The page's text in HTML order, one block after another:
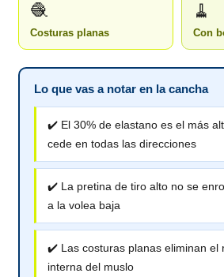
🧶
Costuras planas
🧹
Con
Lo que vas a notar en la cancha
✔️ El 30% de elastano es el más
cede en todas las direcciones
✔️ La pretina de tiro alto no se
a la volea baja
✔️ Las costuras planas eliminan el
interna del muslo